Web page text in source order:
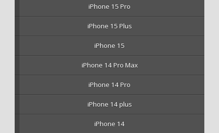
iPhone 15 Pro
iPhone 15 Plus
iPhone 15
iPhone 14 Pro Max
iPhone 14 Pro
iPhone 14 plus
iPhone 14